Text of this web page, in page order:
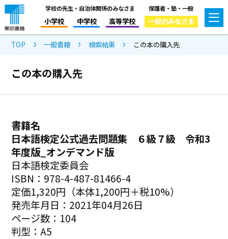
学校の先生・自治体関係のみなさま
小学校 中学校 高等学校
保護者・塾・一般
一般のみなさま
TOP 一般書籍 検索結果 この本の購入先
この本の購入先
書籍名
日本語検定公式過去問題集 ６級７級 令和3
年度版_オンデマンド版
日本語検定委員会
ISBN：978-4-487-81466-4
定価1,320円（本体1,200円＋税10%）
発売年月日：2021年04月26日
ページ数：104
判型：A5